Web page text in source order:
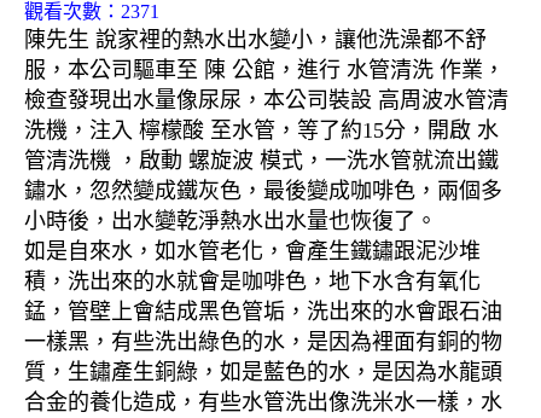
觀看次數：2371
陳先生 說家裡的熱水出水變小，讓他洗澡都不舒
服，本公司驅車至 陳 公館，進行 水管清洗 作業，
檢查發現出水量像尿尿，本公司裝設 高周波水管清
洗機，注入 檸檬酸 至水管，等了約15分，開啟 水
管清洗機 ，啟動 螺旋波 模式，一洗水管就流出鐵
鏽水，忽然變成鐵灰色，最後變成咖啡色，兩個多
小時後，出水變乾淨熱水出水量也恢復了。
如是自來水，如水管老化，會產生鐵鏽跟泥沙堆
積，洗出來的水就會是咖啡色，地下水含有氧化
錳，管壁上會結成黑色管垢，洗出來的水會跟石油
一樣黑，有些洗出綠色的水，是因為裡面有銅的物
質，生鏽產生銅綠，如是藍色的水，是因為水龍頭
合金的養化造成，有些水管洗出像洗米水一樣，水